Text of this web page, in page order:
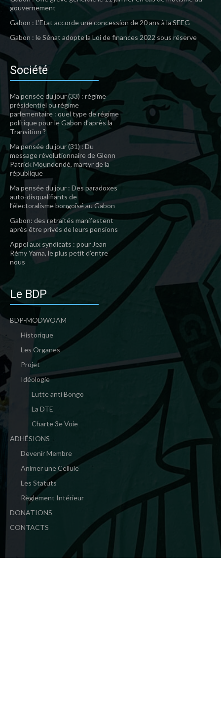
gouvernement
Gabon : L’Etat accorde une concession de 20 ans à la SEEG
Gabon : le Sénat adopte la Loi de finances 2022 sous réserve
Société
Ma pensée du jour (33) : régime
présidentiel ou régime
parlementaire : quel type de régime
politique pour le Gabon d’après la
Transition ?
Ma pensée du jour (31) : Du
message révolutionnaire de Glenn
Patrick Moundendé, martyr de la
république
Ma pensée du jour : Des paradoxes
auto-disqualifiants de
l’électoralisme bongoïsé au Gabon
Gabon: des retraités manifestent
après être privés de leurs pensions
Appel aux syndicats : pour Jean
Rémy Yama, le plus petit d’entre
nous
Le BDP
BDP-MODWOAM
Historique
Les Organes
Projet
Idéologie
Lutte anti Bongo
La DTE
Charte 3e Voie
ADHÉSIONS
Devenir Membre
Animer une Cellule
Les Statuts
Règlement Intérieur
DONATIONS
CONTACTS